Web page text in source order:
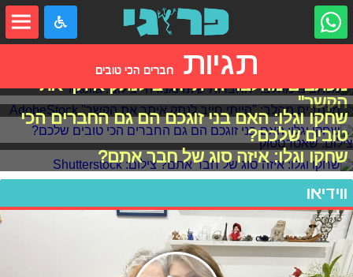
תגיותחברים הכי טובים
מכתבים מהלב: "החברות שלנו נגמרה"
מכתבים מהלב: "הייתי חייב לנתק איתך את
הקשר"
שחקו וגלו: האם בני זוגכם הם גם החברים הכי
טובים שלכם?
שחקו וגלו: איזה סוג של חבר אתם?
ווידיאו